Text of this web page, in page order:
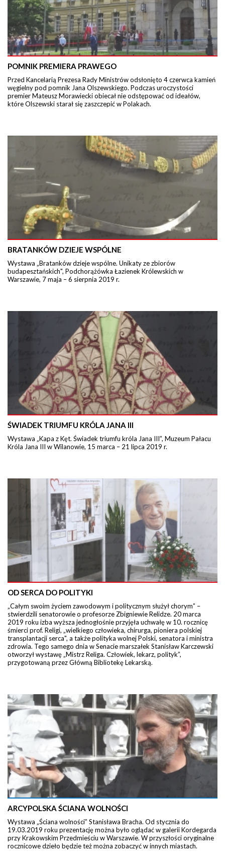
POMNIK PREMIERA PRAWEGO
Przed Kancelarią Prezesa Rady Ministrów odsłonięto 4 czerwca kamień
węgielny pod pomnik Jana Olszewskiego. Podczas uroczystości
premier Mateusz Morawiecki obiecał nie odstępować od ideałów,
które Olszewski starał się zaszczepić w Polakach.
BRATANKÓW DZIEJE WSPÓLNE
Wystawa „Bratanków dzieje wspólne. Unikaty ze zbiorów
budapesztańskich", Podchorążówka Łazienek Królewskich w
Warszawie, 7 maja – 6 sierpnia 2019 r.
ŚWIADEK TRIUMFU KRÓLA JANA III
Wystawa „Kapa z Kęt. Świadek triumfu króla Jana III”, Muzeum Pałacu
Króla Jana III w Wilanowie, 15 marca – 21 lipca 2019 r.
OD SERCA DO POLITYKI
„Całym swoim życiem zawodowym i politycznym służył chorym” –
stwierdzili senatorowie o profesorze Zbigniewie Relidze. 20 marca
2019 roku izba wyższa jednogłośnie przyjęła uchwałę w 10. rocznicę
śmierci prof. Religi, „wielkiego człowieka, chirurga, pioniera polskiej
transplantacji serca", a także polityka wolnej Polski, senatora i ministra
zdrowia. Tego samego dnia w Senacie marszałek Stanisław Karczewski
otworzył wystawę „Mistrz Religa. Człowiek, lekarz, polityk”,
przygotowaną przez Główną Bibliotekę Lekarską.
ARCYPOLSKA ŚCIANA WOLNOŚCI
Wystawa „Ściana wolności” Stanisława Bracha. Od stycznia do
19.03.2019 roku prezentację można było oglądać w galerii Kordegarda
przy Krakowskim Przedmieściu w Warszawie. W przyszłości oryginalne
rocznicowe dzieło będzie też można zobaczyć w innych miastach.